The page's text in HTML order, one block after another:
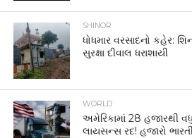
SHINOR
ધોધમાર વરસાદનો કહેર:
સુરક્ષા દીવાલ ધરાશાયી
WORLD
અમેરિકામાં 28 હજારથી
લાયસન્સ રદ! હજારો